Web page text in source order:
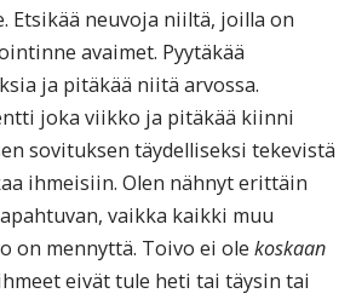
Etsikää neuvoja niiltä, joilla on
avaimet. Pyytäkää
ja pitäkää niitä arvossa.
joka viikko ja pitäkää kiinni
sovituksen täydelliseksi tekevistä
ihmeisiin. Olen nähnyt erittäin
vaikka kaikki muu
on mennyttä. Toivo ei olekoskaan
eivät tule heti tai täysin tai